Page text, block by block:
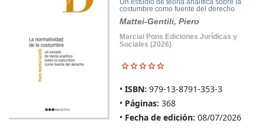
costumbre como fuente del derecho
Mattei-Gentili, Piero
Marcial Pons Ediciones Jurídicas y
Sociales (2026)
ISBN: 979-13-8791-353-3
Páginas: 368
Fecha de edición: 08/07/2026